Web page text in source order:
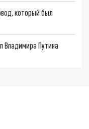
который был
Владимира Путина